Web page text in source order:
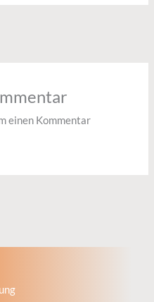
einen Kommentar